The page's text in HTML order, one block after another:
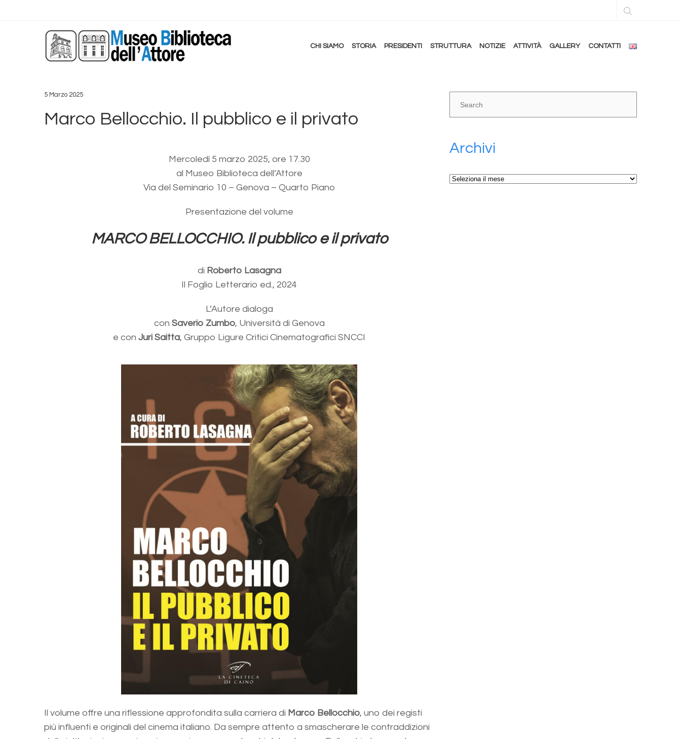
CHI SIAMO STORIA PRESIDENTI STRUTTURA NOTIZIE ATTIVITÀ GALLERY CONTATTI
5 Marzo 2025
Marco Bellocchio. Il pubblico e il privato
Mercoledì 5 marzo 2025, ore 17.30
al Museo Biblioteca dell’Attore
Via del Seminario 10 – Genova – Quarto Piano
Presentazione del volume
MARCO BELLOCCHIO. Il pubblico e il privato
di Roberto Lasagna
Il Foglio Letterario ed., 2024
L’Autore dialoga
con Saverio Zumbo, Università di Genova
e con Juri Saitta, Gruppo Ligure Critici Cinematografici SNCCI
Il volume offre una riflessione approfondita sulla carriera di Marco Bellocchio, uno dei registi
più influenti e originali del cinema italiano. Da sempre attento a smascherare le contraddizioni
Archivi
Archivi